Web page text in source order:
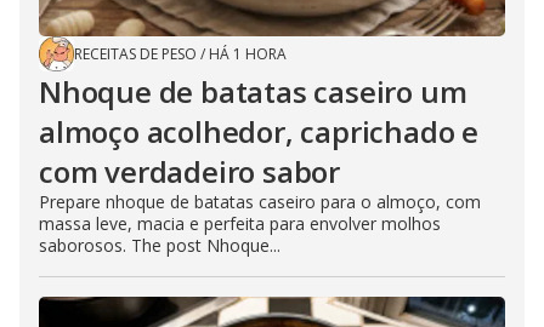
RECEITAS DE PESO / HÁ 1 HORA
Nhoque de batatas caseiro um
almoço acolhedor, caprichado e
com verdadeiro sabor
Prepare nhoque de batatas caseiro para o almoço, com
massa leve, macia e perfeita para envolver molhos
saborosos. The post Nhoque...